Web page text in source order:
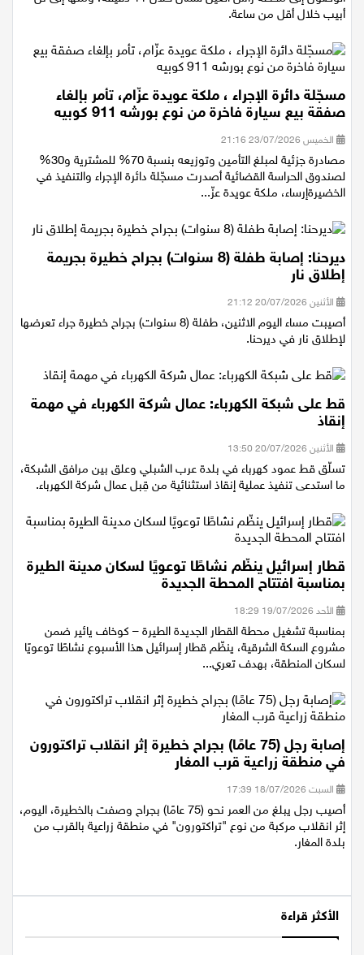
أبيب خلال أقل من ساعة.
مسجّلة دائرة الإجراء ، ملكة عويدة عزّام، تأمر بإلغاء
صفقة بيع سيارة فاخرة من نوع بورشه 911 كوبيه
الخميس 23/07/2026 21:16
مصادرة جزئية لمبلغ التأمين وتوزيعه بنسبة 70% للمشترية و30%
لصندوق الحراسة القضائية أصدرت مسجّلة دائرة الإجراء والتنفيذ في
الخضيرةإرساء، ملكة عويدة عزّ...
ديرحنا: إصابة طفلة (8 سنوات) بجراح خطيرة بجريمة
إطلاق نار
الأثنين 20/07/2026 21:12
أصيبت مساء اليوم الاثنين، طفلة (8 سنوات) بجراح خطيرة جراء تعرضها
لإطلاق نار في ديرحنا.
قط على شبكة الكهرباء: عمال شركة الكهرباء في مهمة
إنقاذ
الأثنين 20/07/2026 13:50
تسلّق قط عمود كهرباء في بلدة عرب الشبلي وعلق بين مرافق الشبكة،
ما استدعى تنفيذ عملية إنقاذ استثنائية من قِبل عمال شركة الكهرباء.
قطار إسرائيل ينظّم نشاطًا توعويًا لسكان مدينة الطيرة
بمناسبة افتتاح المحطة الجديدة
الأحد 19/07/2026 18:29
بمناسبة تشغيل محطة القطار الجديدة الطيرة – كوخاف يائير ضمن
مشروع السكة الشرقية، ينظّم قطار إسرائيل هذا الأسبوع نشاطًا توعويًا
لسكان المنطقة، بهدف تعري...
إصابة رجل (75 عامًا) بجراح خطيرة إثر انقلاب تراكتورون
في منطقة زراعية قرب المغار
السبت 18/07/2026 17:39
أصيب رجل يبلغ من العمر نحو (75 عامًا) بجراح وصفت بالخطيرة، اليوم،
إثر انقلاب مركبة من نوع "تراكتورون" في منطقة زراعية بالقرب من
بلدة المغار.
الأكثر قراءة